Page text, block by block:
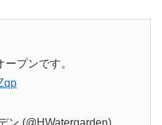
プンです。
ン (@HWatergarden)